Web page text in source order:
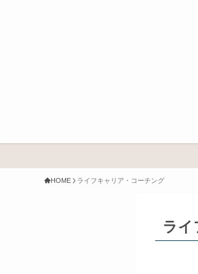
HOME ライフキャリア・コーチング
ライ